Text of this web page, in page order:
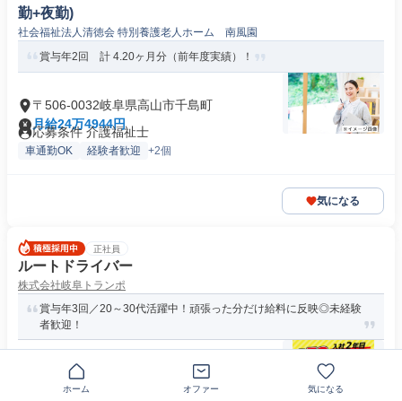
勤+夜勤)
社会福祉法人清徳会 特別養護老人ホーム 南風園
賞与年2回 計 4.20ヶ月分（前年度実績）！
〒506-0032岐阜県高山市千島町
月給24万4944円
応募条件 介護福祉士
車通勤OK 経験者歓迎 +2個
気になる
正社員
ルートドライバー
株式会社岐阜トランポ
賞与年3回／20～30代活躍中！頑張った分だけ給料に反映◎未経験
者歓迎！
〒506-0041岐阜県高山市下切町
月給28万円～35万円
ホーム オファー 気になる